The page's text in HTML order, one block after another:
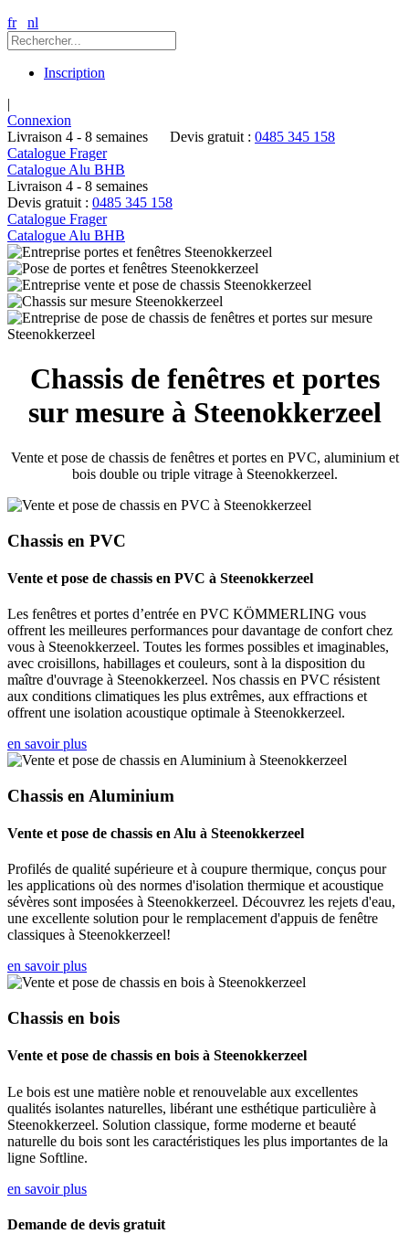
fr
nl
Inscription
|
Connexion
Livraison 4 - 8 semaines
Devis gratuit : 0485 345 158
Catalogue Frager
Catalogue Alu BHB
Livraison 4 - 8 semaines
Devis gratuit : 0485 345 158
Catalogue Frager
Catalogue Alu BHB
Chassis de fenêtres et portes
sur mesure à Steenokkerzeel
Vente et pose de chassis de fenêtres et portes en PVC, aluminium et
bois double ou triple vitrage à Steenokkerzeel.
Chassis en PVC
Vente et pose de chassis en PVC à Steenokkerzeel
Les fenêtres et portes d’entrée en PVC KÖMMERLING vous
offrent les meilleures performances pour davantage de confort chez
vous à Steenokkerzeel. Toutes les formes possibles et imaginables,
avec croisillons, habillages et couleurs, sont à la disposition du
maître d'ouvrage à Steenokkerzeel. Nos chassis en PVC résistent
aux conditions climatiques les plus extrêmes, aux effractions et
offrent une isolation acoustique optimale à Steenokkerzeel.
en savoir plus
Chassis en Aluminium
Vente et pose de chassis en Alu à Steenokkerzeel
Profilés de qualité supérieure et à coupure thermique, conçus pour
les applications où des normes d'isolation thermique et acoustique
sévères sont imposées à Steenokkerzeel. Découvrez les rejets d'eau,
une excellente solution pour le remplacement d'appuis de fenêtre
classiques à Steenokkerzeel!
en savoir plus
Chassis en bois
Vente et pose de chassis en bois à Steenokkerzeel
Le bois est une matière noble et renouvelable aux excellentes
qualités isolantes naturelles, libérant une esthétique particulière à
Steenokkerzeel. Solution classique, forme moderne et beauté
naturelle du bois sont les caractéristiques les plus importantes de la
ligne Softline.
en savoir plus
Demande de devis gratuit